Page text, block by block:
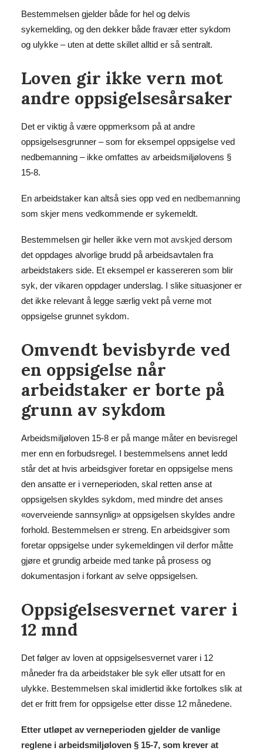
Bestemmelsen gjelder både for hel og delvis
sykemelding, og den dekker både fravær etter sykdom
og ulykke – uten at dette skillet alltid er så sentralt.
Loven gir ikke vern mot
andre oppsigelsesårsaker
Det er viktig å være oppmerksom på at andre
oppsigelsesgrunner – som for eksempel oppsigelse ved
nedbemanning – ikke omfattes av arbeidsmiljølovens §
15-8.
En arbeidstaker kan altså sies opp ved en nedbemanning
som skjer mens vedkommende er sykemeldt.
Bestemmelsen gir heller ikke vern mot avskjed dersom
det oppdages alvorlige brudd på arbeidsavtalen fra
arbeidstakers side. Et eksempel er kassereren som blir
syk, der vikaren oppdager underslag. I slike situasjoner er
det ikke relevant å legge særlig vekt på verne mot
oppsigelse grunnet sykdom.
Omvendt bevisbyrde ved
en oppsigelse når
arbeidstaker er borte på
grunn av sykdom
Arbeidsmiljøloven 15-8 er på mange måter en bevisregel
mer enn en forbudsregel. I bestemmelsens annet ledd
står det at hvis arbeidsgiver foretar en oppsigelse mens
den ansatte er i verneperioden, skal retten anse at
oppsigelsen skyldes sykdom, med mindre det anses
«overveiende sannsynlig» at oppsigelsen skyldes andre
forhold. Bestemmelsen er streng. En arbeidsgiver som
foretar oppsigelse under sykemeldingen vil derfor måtte
gjøre et grundig arbeide med tanke på prosess og
dokumentasjon i forkant av selve oppsigelsen.
Oppsigelsesvernet varer i
12 mnd
Det følger av loven at oppsigelsesvernet varer i 12
måneder fra da arbeidstaker ble syk eller utsatt for en
ulykke. Bestemmelsen skal imidlertid ikke fortolkes slik at
det er fritt frem for oppsigelse etter disse 12 månedene.
Etter utløpet av verneperioden gjelder de vanlige
reglene i arbeidsmiljøloven § 15-7, som krever at